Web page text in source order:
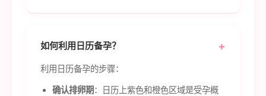
如何利用日历备孕？
利用日历备孕的步骤：
确认排卵期：日历上紫色和橙色区域是受孕概